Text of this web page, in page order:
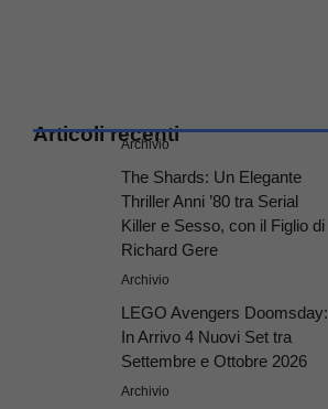
Articoli recenti
Archivio
The Shards: Un Elegante
Thriller Anni ’80 tra Serial
Killer e Sesso, con il Figlio di
Richard Gere
Archivio
LEGO Avengers Doomsday:
In Arrivo 4 Nuovi Set tra
Settembre e Ottobre 2026
Archivio